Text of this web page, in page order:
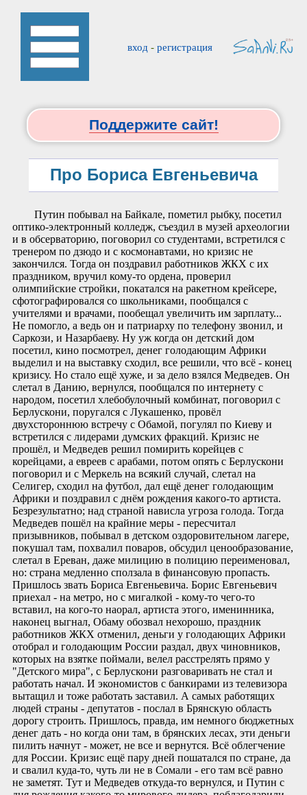
вход - регистрация
Поддержите сайт!
Про Бориса Евгеньевича
Путин побывал на Байкале, пометил рыбку, посетил
оптико-электронный колледж, съездил в музей археологии
и в обсерваторию, поговорил со студентами, встретился с
тренером по дзюдо и с космонавтами, но кризис не
закончился. Тогда он поздравил работников ЖКХ с их
праздником, вручил кому-то ордена, проверил
олимпийские стройки, покатался на ракетном крейсере,
сфотографировался со школьниками, пообщался с
учителями и врачами, пообещал увеличить им зарплату...
Не помогло, а ведь он и патриарху по телефону звонил, и
Саркози, и Назарбаеву. Ну уж когда он детский дом
посетил, кино посмотрел, денег голодающим Африки
выделил и на выставку сходил, все решили, что всё - конец
кризису. Но стало ещё хуже, и за дело взялся Медведев. Он
слетал в Данию, вернулся, пообщался по интернету с
народом, посетил хлебобулочный комбинат, поговорил с
Берлускони, поругался с Лукашенко, провёл
двухстороннюю встречу с Обамой, погулял по Киеву и
встретился с лидерами думских фракций. Кризис не
прошёл, и Медведев решил помирить корейцев с
корейцами, а евреев с арабами, потом опять с Берлускони
поговорил и с Меркель на всякий случай, слетал на
Селигер, сходил на футбол, дал ещё денег голодающим
Африки и поздравил с днём рождения какого-то артиста.
Безрезультатно; над страной нависла угроза голода. Тогда
Медведев пошёл на крайние меры - пересчитал
призывников, побывал в детском оздоровительном лагере,
покушал там, похвалил поваров, обсудил ценообразование,
слетал в Ереван, даже милицию в полицию переименовал,
но: страна медленно сползала в финансовую пропасть.
Пришлось звать Бориса Евгеньевича. Борис Евгеньевич
приехал - на метро, но с мигалкой - кому-то чего-то
вставил, на кого-то наорал, артиста этого, именинника,
наконец выгнал, Обаму обозвал нехорошо, праздник
работников ЖКХ отменил, деньги у голодающих Африки
отобрал и голодающим России раздал, двух чиновников,
которых на взятке поймали, велел расстрелять прямо у
"Детского мира", с Берлускони разговаривать не стал и
работать начал. И экономистов с банкирами из телевизора
вытащил и тоже работать заставил. А самых работящих
людей страны - депутатов - послал в Брянскую область
дорогу строить. Пришлось, правда, им немного бюджетных
денег дать - но когда они там, в брянских лесах, эти деньги
пилить начнут - может, не все и вернутся. Всё облегчение
для России. Кризис ещё пару дней пошатался по стране, да
и свалил куда-то, чуть ли не в Сомали - его там всё равно
не заметят. Тут и Медведев откуда-то вернулся, и Путин с